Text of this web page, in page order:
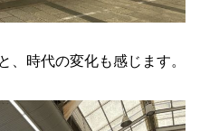
、時代の変化も感じます。